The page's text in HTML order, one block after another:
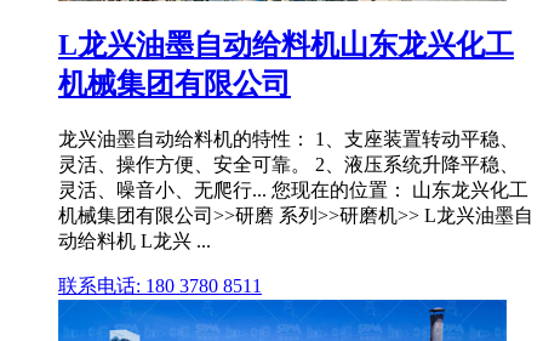
L龙兴油墨自动给料机山东龙兴化工
机械集团有限公司
龙兴油墨自动给料机的特性： 1、支座装置转动平稳、
灵活、操作方便、安全可靠。 2、液压系统升降平稳、
灵活、噪音小、无爬行... 您现在的位置： 山东龙兴化工
机械集团有限公司>>研磨 系列>>研磨机>> L龙兴油墨自
动给料机 L龙兴 ...
联系电话: 180 3780 8511